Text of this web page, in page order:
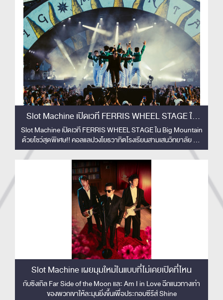
Slot Machine เปิดเวที FERRIS WHEEL STAGE ใน
Big Mountain ด้วยโชว์สุดพิเศษ!!
Slot Machine เปิดเวที FERRIS WHEEL STAGE ใน Big Mountain
ด้วยโชว์สุดพิเศษ!! คอลแลปวงโยธวาทิตโรงเรียนสามเสนวิทยาลัย 33
ชีวิต สร้างโมเมนต์ทัชใจผู้ชม
Slot Machine เผยมุมใหม่ในแบบที่ไม่เคยเปิดที่ไหน
กับซิงเกิล Far Side of the Moon และ Am I in Love ฉีกแนวทางเก่า
ของพวกเขาให้ละมุนยิ่งขึ้นเพื่อประกอบซีรีส์ Shine